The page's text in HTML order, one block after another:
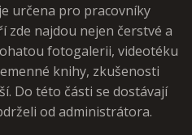
určena pro pracovníky
zde najdou nejen čerstvé a
fotogalerii, videotéku
knihy, zkušenosti
Do této části se dostávají
od administrátora.